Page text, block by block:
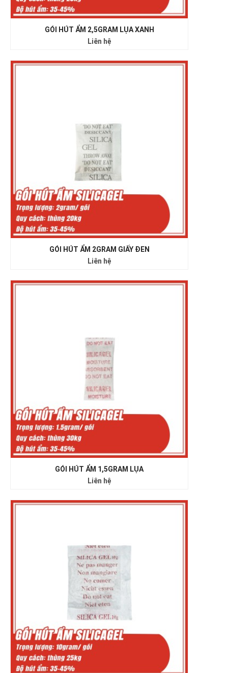
GÓI HÚT ẨM 2,5GRAM LỤA XANH
Liên hệ
GÓI HÚT ẨM 2GRAM GIẤY ĐEN
Liên hệ
GÓI HÚT ẨM 1,5GRAM LỤA
Liên hệ